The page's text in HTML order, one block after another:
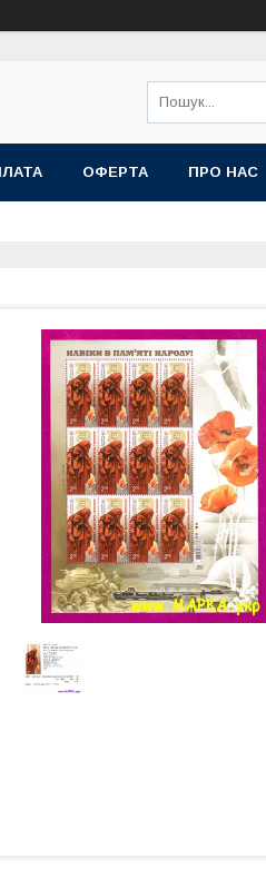
ОФЕРТА ПРО НАС